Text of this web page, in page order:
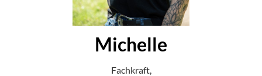
Michelle
Fachkraft,